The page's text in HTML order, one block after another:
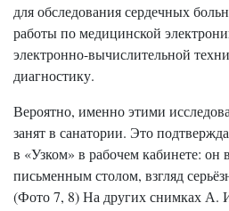
для обследования сердечных
работы по медицинской
электронно-вычислительной
диагностику.
Вероятно, именно этими
занят в санатории. Это
в «Узком» в рабочем кабинете: он
письменным столом, взгляд
(Фото 7, 8) На других снимках А.